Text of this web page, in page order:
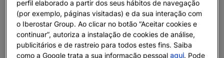
perfil elaborado a partir dos seus hábitos de navegação
(por exemplo, páginas visitadas) e da sua interação com
o Iberostar Group. Ao clicar no botão “Aceitar cookies e
continuar”, autoriza a instalação de cookies de análise,
publicitários e de rastreio para todos estes fins. Saiba
como a Google trata a sua informação pessoalaqui. Pode